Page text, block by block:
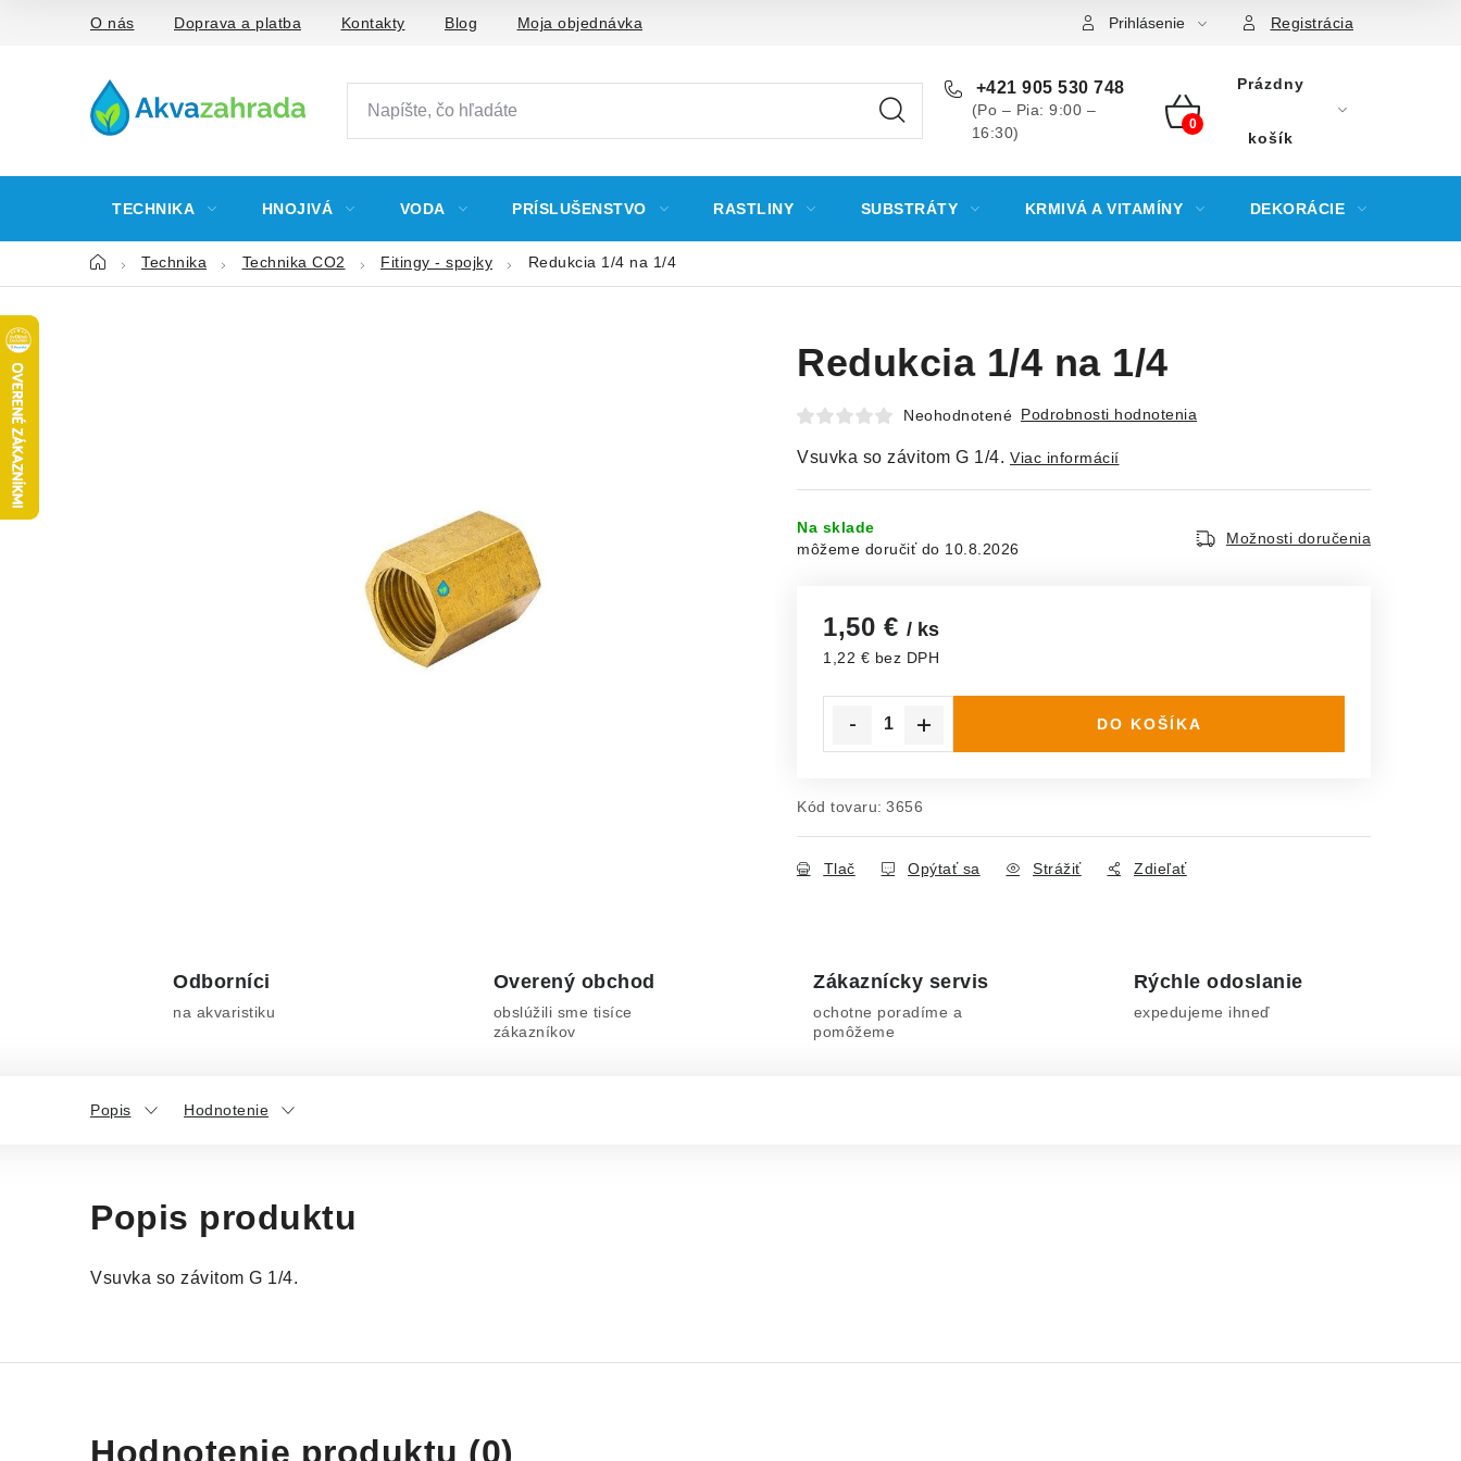
O nás Doprava a platba Kontakty Blog Moja objednávka Prihlásenie Registrácia
+421 905 530 748
(Po – Pia: 9:00 –
16:30)
NÁKUPNÝ
Prázdny
košík
TECHNIKA HNOJIVÁ VODA PRÍSLUŠENSTVO RASTLINY SUBSTRÁTY KRMIVÁ A VITAMÍNY DEKORÁCIE
DomovTechnika Technika CO2 Fitingy - spojky Redukcia 1/4 na 1/4
Redukcia 1/4 na 1/4
Neohodnotené Podrobnosti hodnotenia
Vsuvka so závitom G 1/4. Viac informácií
Na sklade
10.8.2026
Možnosti doručenia
1,50 € / ks
1,22 € bez DPH
DO KOŠÍKA
Kód tovaru: 3656
Tlač Opýtať sa Strážiť Zdieľať
Odborníci
na akvaristiku
Overený obchod
obslúžili sme tisíce
zákazníkov
Zákaznícky servis
ochotne poradíme a
pomôžeme
Rýchle odoslanie
expedujeme ihneď
Popis Hodnotenie
Popis produktu
Vsuvka so závitom G 1/4.
Hodnotenie produktu (0)